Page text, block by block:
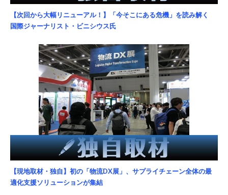
【次回から大幅リニューアル！】「今そこにある危機」を読み解く
国際ジャーナリスト・ビニシウス氏
【現地取材・独自】初の「物流DX展」、サプライチェーン全体の最
適化支援ソリューションが集結